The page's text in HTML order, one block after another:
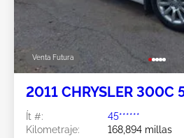
Venta Futura
2011 CHRYSLER 300C
Ít #:
45******
Kilometraje:
168,894 millas